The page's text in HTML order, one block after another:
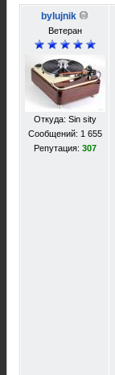
bylujnik
Ветеран
Откуда: Sin sity
Сообщений: 1 655
Репутация: 307